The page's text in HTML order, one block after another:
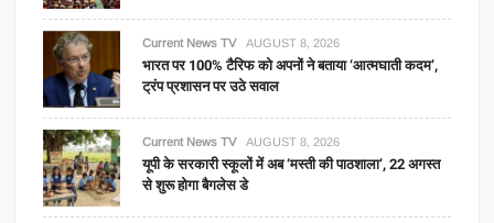
Current News TV AUGUST 8, 2026
भारत पर 100% टैरिफ को अपनों ने बताया ‘आत्मघाती कदम’,
ट्रंप प्रशासन पर उठे सवाल
Current News TV AUGUST 8, 2026
यूपी के सरकारी स्कूलों में अब ‘मस्ती की पाठशाला’, 22 अगस्त
से शुरू होगा बैगलेस डे